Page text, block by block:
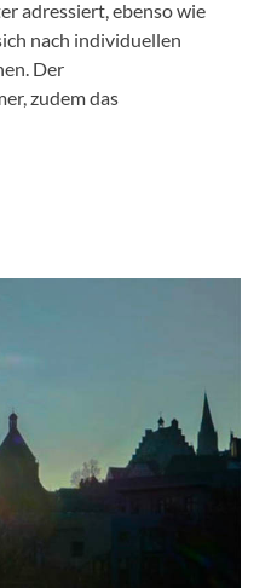
adressiert, ebenso wie
nach individuellen
Der
zudem das